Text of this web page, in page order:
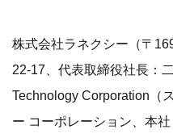
株式会社ラネクシー（〒
22-17、代表取締役社長：
Technology Corporation（
ー コーポレーション、本